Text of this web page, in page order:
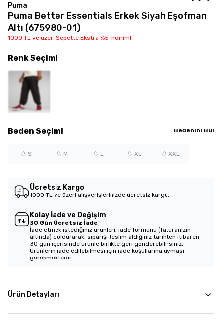
Puma
Puma Better Essentials Erkek Siyah Eşofman
Altı (675980-01)
1000 TL ve üzeri Sepette Ekstra %5 İndirim!
Beden Seçimi Bedenini Bul
S M L XL XXL
RenkSeçimi
Ücretsiz Kargo
1000 TL ve üzeri alışverişlerinizde ücretsiz kargo.
Kolay İade ve Değişim
30 Gün Ücretsiz İade
İade etmek istediğiniz ürünleri, iade formunu (faturanızın
altında) doldurarak, siparişi teslim aldığınız tarihten itibaren
30 gün içerisinde ürünle birlikte geri gönderebilirsiniz.
Ürünlerin iade edilebilmesi için iade koşullarına uyması
gerekmektedir.
Ürün Detayları